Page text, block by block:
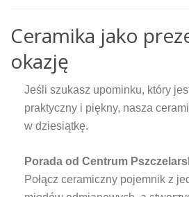
Ceramika jako
okazję
Jeśli szukasz upominku, który
praktyczny i piękny, nasza
w dziesiątkę.
Porada od Centrum
Połącz ceramiczny pojemnik z